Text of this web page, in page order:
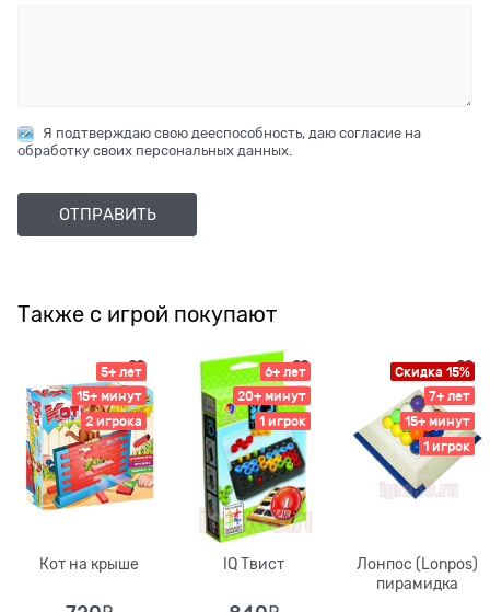
Я подтверждаю свою дееспособность, даю согласие на
обработку своих персональных данных.
Также с игрой покупают
5+ лет
15+ минут
2 игрока
Кот на крыше
6+ лет
20+ минут
1 игрок
IQ Твист
Скидка 15%
7+ лет
15+ минут
1 игрок
Лонпос (Lonpos)
пирамидка